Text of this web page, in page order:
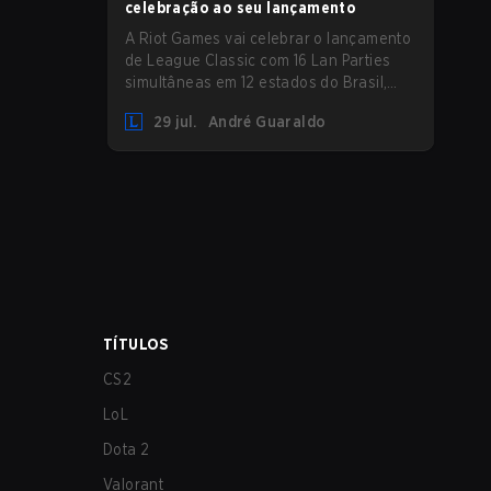
celebração ao seu lançamento
A Riot Games vai celebrar o lançamento
de League Classic com 16 Lan Parties
simultâneas em 12 estados do Brasil,
presenciais nos dias 01 e 02 de agosto.
29 jul. André Guaraldo
TÍTULOS
CS2
LoL
Dota 2
Valorant